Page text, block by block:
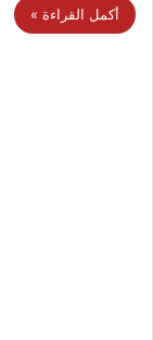
أكمل القراءة »